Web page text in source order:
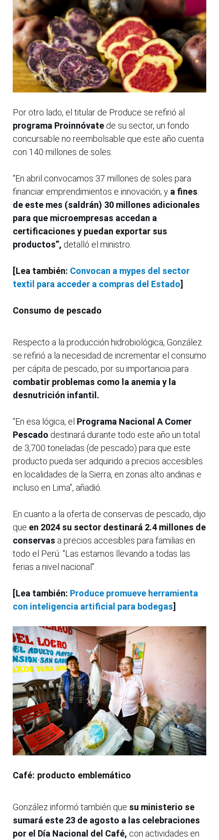
Por otro lado, el titular de Produce se refirió al
programa Proinnóvate de su sector, un fondo
concursable no reembolsable que este año cuenta
con 140 millones de soles.
“En abril convocamos 37 millones de soles para
financiar emprendimientos e innovación; y a fines
de este mes (saldrán) 30 millones adicionales
para que microempresas accedan a
certificaciones y puedan exportar sus
productos”, detalló el ministro.
[Lea también: Convocan a mypes del sector
textil para acceder a compras del Estado]
Consumo de pescado
Respecto a la producción hidrobiológica, González
se refirió a la necesidad de incrementar el consumo
per cápita de pescado, por su importancia para
combatir problemas como la anemia y la
desnutrición infantil.
“En esa lógica, el Programa Nacional A Comer
Pescado destinará durante todo este año un total
de 3,700 toneladas (de pescado) para que este
producto pueda ser adquirido a precios accesibles
en localidades de la Sierra, en zonas alto andinas e
incluso en Lima”, añadió.
En cuanto a la oferta de conservas de pescado, dijo
que en 2024 su sector destinará 2.4 millones de
conservas a precios accesibles para familias en
todo el Perú: “Las estamos llevando a todas las
ferias a nivel nacional”.
[Lea también: Produce promueve herramienta
con inteligencia artificial para bodegas]
Café: producto emblemático
González informó también que su ministerio se
sumará este 23 de agosto a las celebraciones
por el Día Nacional del Café, con actividades en